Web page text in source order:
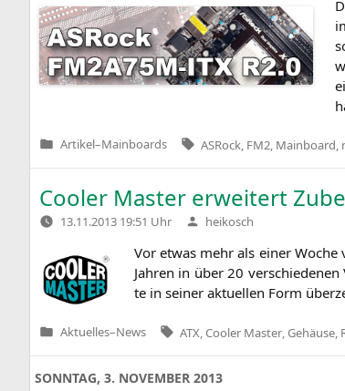
Veröffentlicht
Artikel–Mainboards Tags:
ASRock FM2 Mainboard
Cooler Master erweitert
13.11.2013 19:51 Uhr Verfasst
von
heikosch
Vor etwas mehr als einer
Jah­ren in über 20
te in sei­ner aktu­el­len Form
Veröffentlicht
Aktuelles–News Tags:
ATX Cooler Master Gehäuse
SONNTAG, 3. NOVEMBER 2013